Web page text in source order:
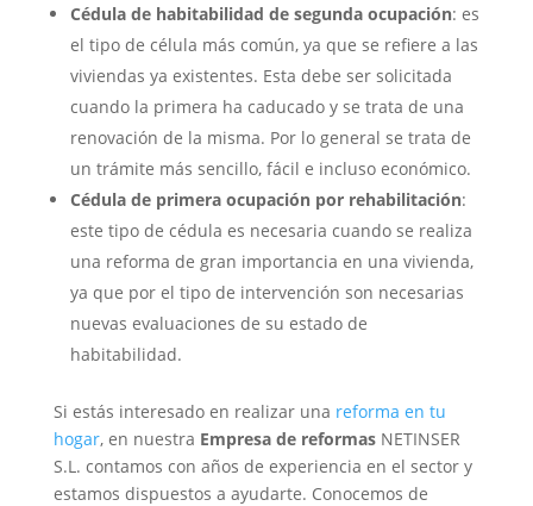
Cédula de habitabilidad de segunda ocupación: es
el tipo de célula más común, ya que se refiere a las
viviendas ya existentes. Esta debe ser solicitada
cuando la primera ha caducado y se trata de una
renovación de la misma. Por lo general se trata de
un trámite más sencillo, fácil e incluso económico.
Cédula de primera ocupación por rehabilitación:
este tipo de cédula es necesaria cuando se realiza
una reforma de gran importancia en una vivienda,
ya que por el tipo de intervención son necesarias
nuevas evaluaciones de su estado de
habitabilidad.
Si estás interesado en realizar una reforma en tu
hogar, en nuestra Empresa de reformasNETINSER
S.L. contamos con años de experiencia en el sector y
estamos dispuestos a ayudarte. Conocemos de